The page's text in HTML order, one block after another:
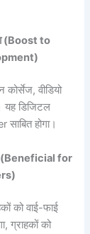
(Boost to
वीडियो
डिजिटल
होगा।
(Beneficial for
को वाई-फाई
ग्राहकों को